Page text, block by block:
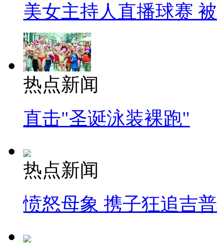
美女主持人直播球赛
热点新闻
直击"圣诞泳装裸跑"
热点新闻
愤怒母象 携子狂追吉